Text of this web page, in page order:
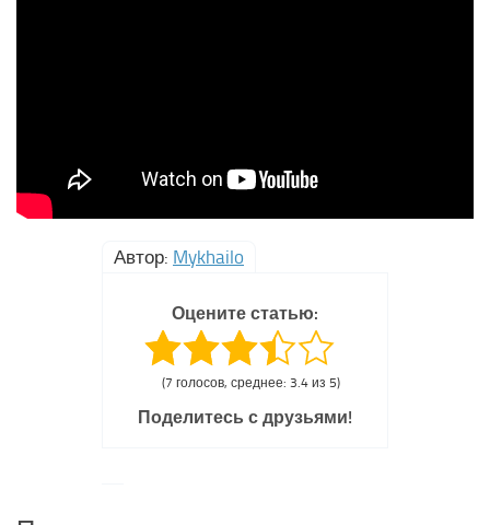
Автор: Mykhailo
Оцените статью:
(7 голосов, среднее: 3.4 из 5)
Поделитесь с друзьями!